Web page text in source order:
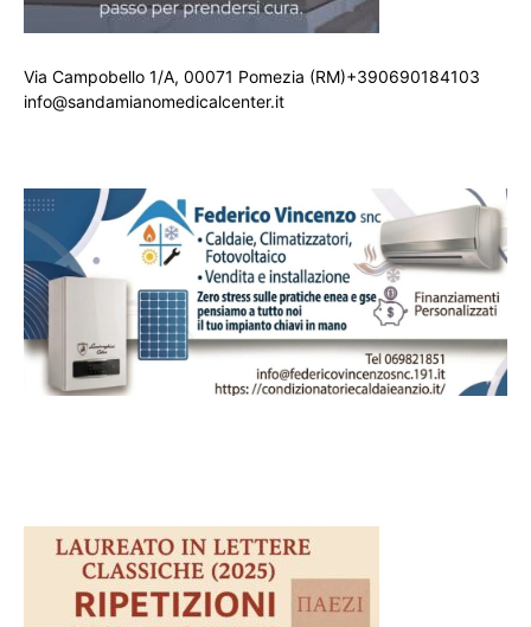
Via Campobello 1/A, 00071 Pomezia (RM)+390690184103
info@sandamianomedicalcenter.it